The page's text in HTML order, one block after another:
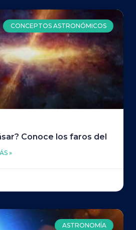
CONCEPTOS ASTRONÓMICOS
Conoce los faros del
»
ASTRONOMÍA